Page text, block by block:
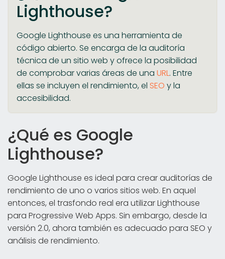
Lighthouse?
Google Lighthouse es una herramienta de
código abierto. Se encarga de la auditoría
técnica de un sitio web y ofrece la posibilidad
de comprobar varias áreas de una URL. Entre
ellas se incluyen el rendimiento, el SEO y la
accesibilidad.
¿Qué es Google
Lighthouse?
Google Lighthouse es ideal para crear auditorías de
rendimiento de uno o varios sitios web. En aquel
entonces, el trasfondo real era utilizar Lighthouse
para Progressive Web Apps. Sin embargo, desde la
versión 2.0, ahora también es adecuado para SEO y
análisis de rendimiento.